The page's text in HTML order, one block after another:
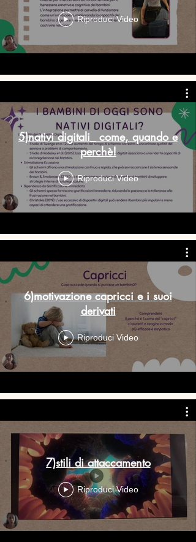
Riproduci Video
5)nativi digitali_ come, quando e
perchè!
Riproduci Video
6)motivazione capricci e i suoi
derivati
Riproduci Video
7)stili di attaccamento
Riproduci Video